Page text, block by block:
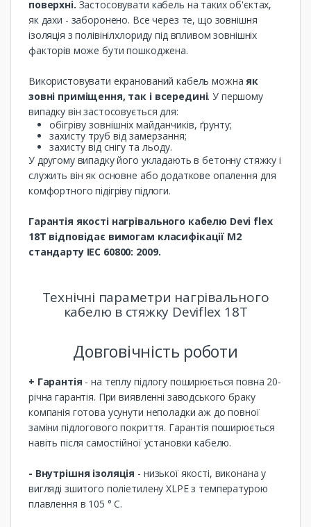
поверхні. Застосовувати кабель на таких об'єктах,
як дахи - заборонено. Все через те, що зовнішня
ізоляція з полівінілхлориду під впливом зовнішніх
факторів може бути пошкоджена.
Використовувати екранований кабель можнаяк
зовні приміщення, так і всередині. У першому
випадку він застосовується для:
обігріву зовнішніх майданчиків, ґрунту;
захисту труб від замерзання;
захисту від снігу та льоду.
У другому випадку його укладають в бетонну стяжку і
служить він як основне або додаткове опалення для
комфортного підігріву підлоги.
Гарантія якості нагрівального кабелю Devi flex
18T відповідає вимогам класифікації M2
стандарту IEC 60800: 2009.
Технічні параметри нагрівального
кабелю в стяжку Deviflex 18T
Довговічність роботи
+ Гарантія - на теплу підлогу поширюється повна 20-
річна гарантія. При виявленні заводського браку
компанія готова усунути неполадки аж до повної
заміни підлогового покриття. Гарантія поширюється
навіть після самостійної установки кабелю.
- Внутрішня ізоляція - низької якості, виконана у
вигляді зшитого поліетилену XLPE з температурою
плавлення в 105 ° C.